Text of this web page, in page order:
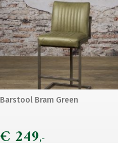
Barstool Bram Green
€ 249